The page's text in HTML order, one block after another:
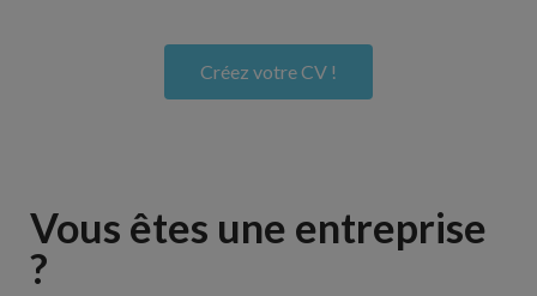
Créez votre CV !
Vous êtes une entreprise
?